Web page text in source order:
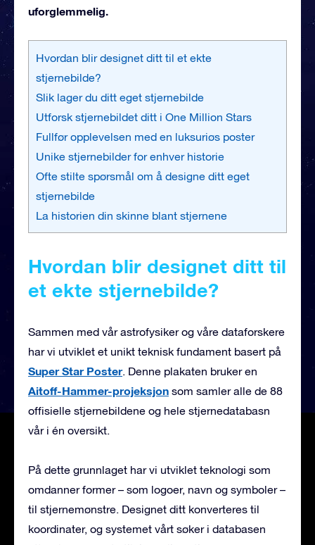
uforglemmelig.
Hvordan blir designet ditt til et ekte
stjernebilde?
Slik lager du ditt eget stjernebilde
Utforsk stjernebildet ditt i One Million Stars
Fullfør opplevelsen med en luksuriøs poster
Unike stjernebilder for enhver historie
Ofte stilte spørsmål om å designe ditt eget
stjernebilde
La historien din skinne blant stjernene
Hvordan blir designet ditt til
et ekte stjernebilde?
Sammen med vår astrofysiker og våre dataforskere
har vi utviklet et unikt teknisk fundament basert på
Super Star Poster. Denne plakaten bruker en
Aitoff-Hammer-projeksjon som samler alle de 88
offisielle stjernebildene og hele stjernedatabasn
vår i én oversikt.
På dette grunnlaget har vi utviklet teknologi som
omdanner former – som logoer, navn og symboler –
til stjernemønstre. Designet ditt konverteres til
koordinater, og systemet vårt søker i databasen